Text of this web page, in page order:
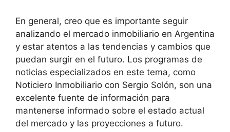
En general, creo que es importante seguir
analizando el mercado inmobiliario en Argentina
y estar atentos a las tendencias y cambios que
puedan surgir en el futuro. Los programas de
noticias especializados en este tema, como
Noticiero Inmobiliario con Sergio Solón, son una
excelente fuente de información para
mantenerse informado sobre el estado actual
del mercado y las proyecciones a futuro.